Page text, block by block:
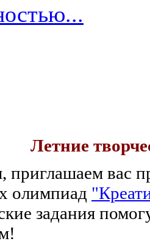
Летние
приглашаем вас
олимпиад
задания